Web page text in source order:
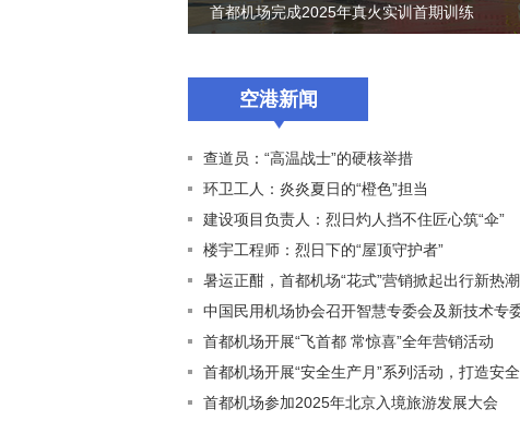
首都机场完成2025年真火实训首期训练
空港新闻
查道员：“高温战士”的硬核举措
环卫工人：炎炎夏日的“橙色”担当
建设项目负责人：烈日灼人挡不住匠心筑“伞”
楼宇工程师：烈日下的“屋顶守护者”
暑运正酣，首都机场“花式”营销掀起出行新热潮
首都机场开展“飞首都 常惊喜”全年营销活动
首都机场参加2025年北京入境旅游发展大会